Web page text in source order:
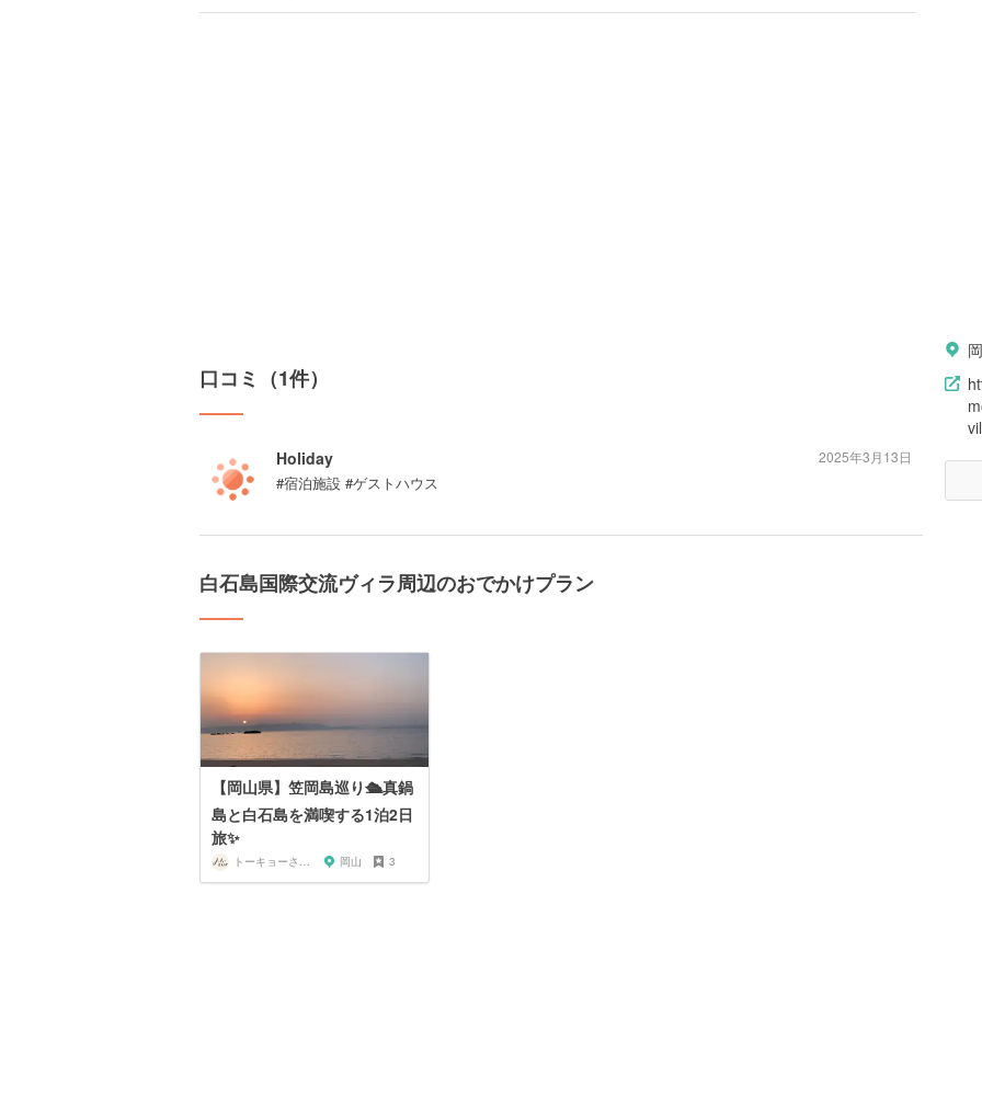
口コミ（1件）
Holiday
#宿泊施設 #ゲストハウス
2025年3月13日
白石島国際交流ヴィラ周辺のおでかけプラン
【岡山県】笠岡島巡り🛳真鍋
島と白石島を満喫する1泊2日
旅✨
トーキョーさんぽ 岡山 3